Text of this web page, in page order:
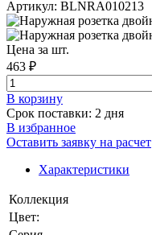
Артикул: BLNRA010213
Цена за шт.
463 ₽
В корзинy
Срок поставки: 2 дня
В избранное
Оставить заявку на расчет
Характеристики
Коллекция
Цвет: